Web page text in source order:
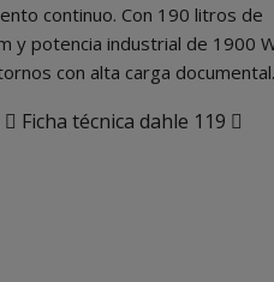
continuo. Con 190 litros de
y potencia industrial de 1900
con alta carga documental.
Ficha técnica dahle 119